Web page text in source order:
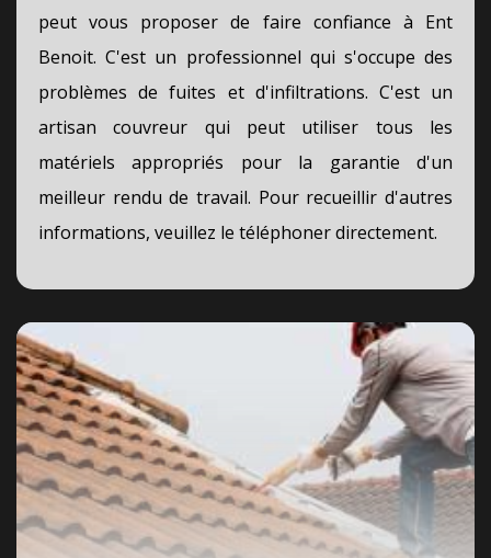
peut vous proposer de faire confiance à Ent
Benoit. C'est un professionnel qui s'occupe des
problèmes de fuites et d'infiltrations. C'est un
artisan couvreur qui peut utiliser tous les
matériels appropriés pour la garantie d'un
meilleur rendu de travail. Pour recueillir d'autres
informations, veuillez le téléphoner directement.